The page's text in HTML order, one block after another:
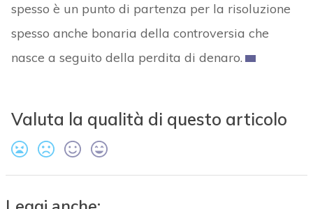
spesso è un punto di partenza per la risoluzione
spesso anche bonaria della controversia che
nasce a seguito della perdita di denaro.
Valuta la qualità di questo articolo